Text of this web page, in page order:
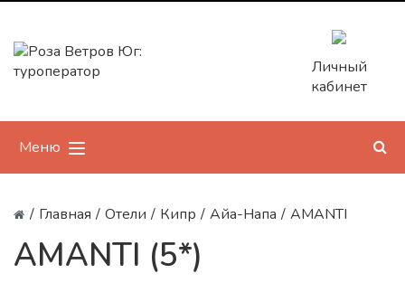
Личный
кабинет
Меню
/ Главная / Отели / Кипр / Айа-Напа / AMANTI
AMANTI (5*)